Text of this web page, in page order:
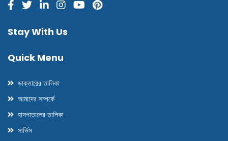
Stay With Us
Quick Menu
ডাক্তারের তালিকা
আমাদের সম্পর্কে
হাসপাতালের তালিকা
সার্ভিস